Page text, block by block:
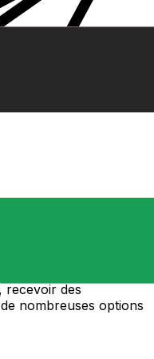
avec Xe
sûre et rapide.
recevoir des
nombreuses options